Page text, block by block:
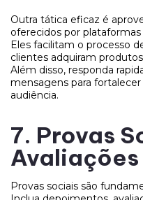
Outra tática eficaz é
oferecidos por
Eles facilitam o processo
clientes adquiram
Além disso, responda
mensagens para
audiência.
7. Provas
Avaliações
Provas sociais são